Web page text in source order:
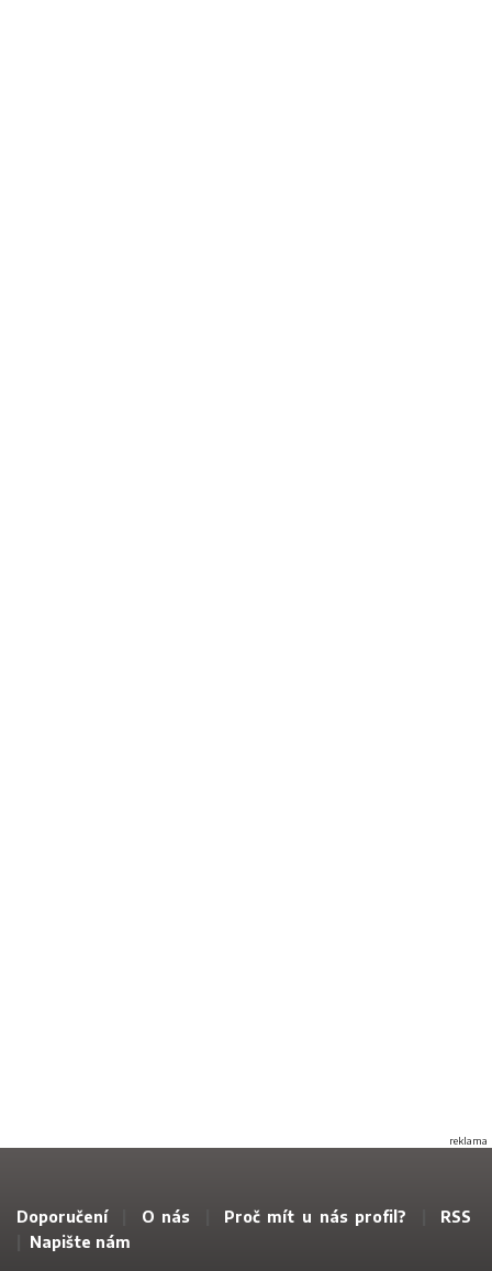
reklama
Doporučení| O nás Proč mít u nás profil?
RSS
Napište nám